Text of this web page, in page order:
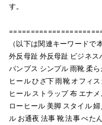
す。
（以下は関連キーワードで
外反母趾 外反母趾 ビジネ
パンプス シンプル 雨靴 柔
ヒール ひざ下 雨靴 オフィ
ヒール ストラップ 布 エナ
ローヒール 美脚 スタイル
ル お通夜 法事 靴 法事 ぺた